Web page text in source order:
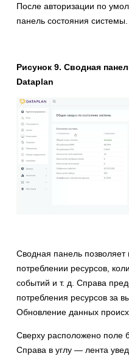
После авторизации по
панель состояния системы.
Рисунок 9. Сводная
Dataplan
Сводная панель
потреблении ресурсов,
событий и т. д. Справа
потребления ресурсов за
Обновление данных
Сверху расположено поле
Справа в углу — лента